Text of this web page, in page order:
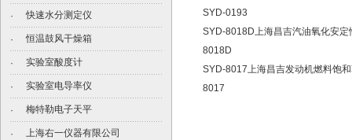
· 快速水分测定仪
· 恒温鼓风干燥箱
· 实验室酸度计
· 实验室电导率仪
· 梅特勒电子天平
· 上海右一仪器有限公司
SYD-0193
SYD-8018D上海昌吉汽油氧化安
8018D
SYD-8017上海昌吉发动机燃料饱
8017